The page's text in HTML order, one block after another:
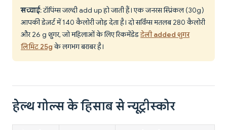
सच्चाई: टॉपिंग्स जल्दी add up हो जाती हैं। एक जनरस स्प्रिंकल (30g)
आपकी डेज़र्ट में 140 कैलोरी जोड़ देता है। दो सर्विंग्स मतलब 280 कैलोरी
और 26 g शुगर, जो महिलाओं के लिए रिकमेंडेडडेली added शुगर
लिमिट 25gके लगभग बराबर है।
हेल्थ गोल्स के हिसाब से न्यूट्रीस्कोर